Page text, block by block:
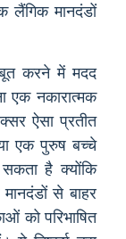
लैंगिक मानदंडों
करने में मदद
एक नकारात्मक
ऐसा प्रतीत
एक पुरुष बच्चे
है क्योंकि
से बाहर
को परिभाषित